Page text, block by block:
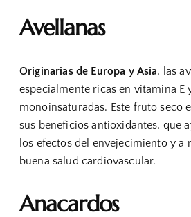
Avellanas
Originarias de Europa y Asia, las
especialmente ricas en vitamina E
monoinsaturadas. Este fruto seco
sus beneficios antioxidantes, que
los efectos del envejecimiento y a
buena salud cardiovascular.
Anacardos